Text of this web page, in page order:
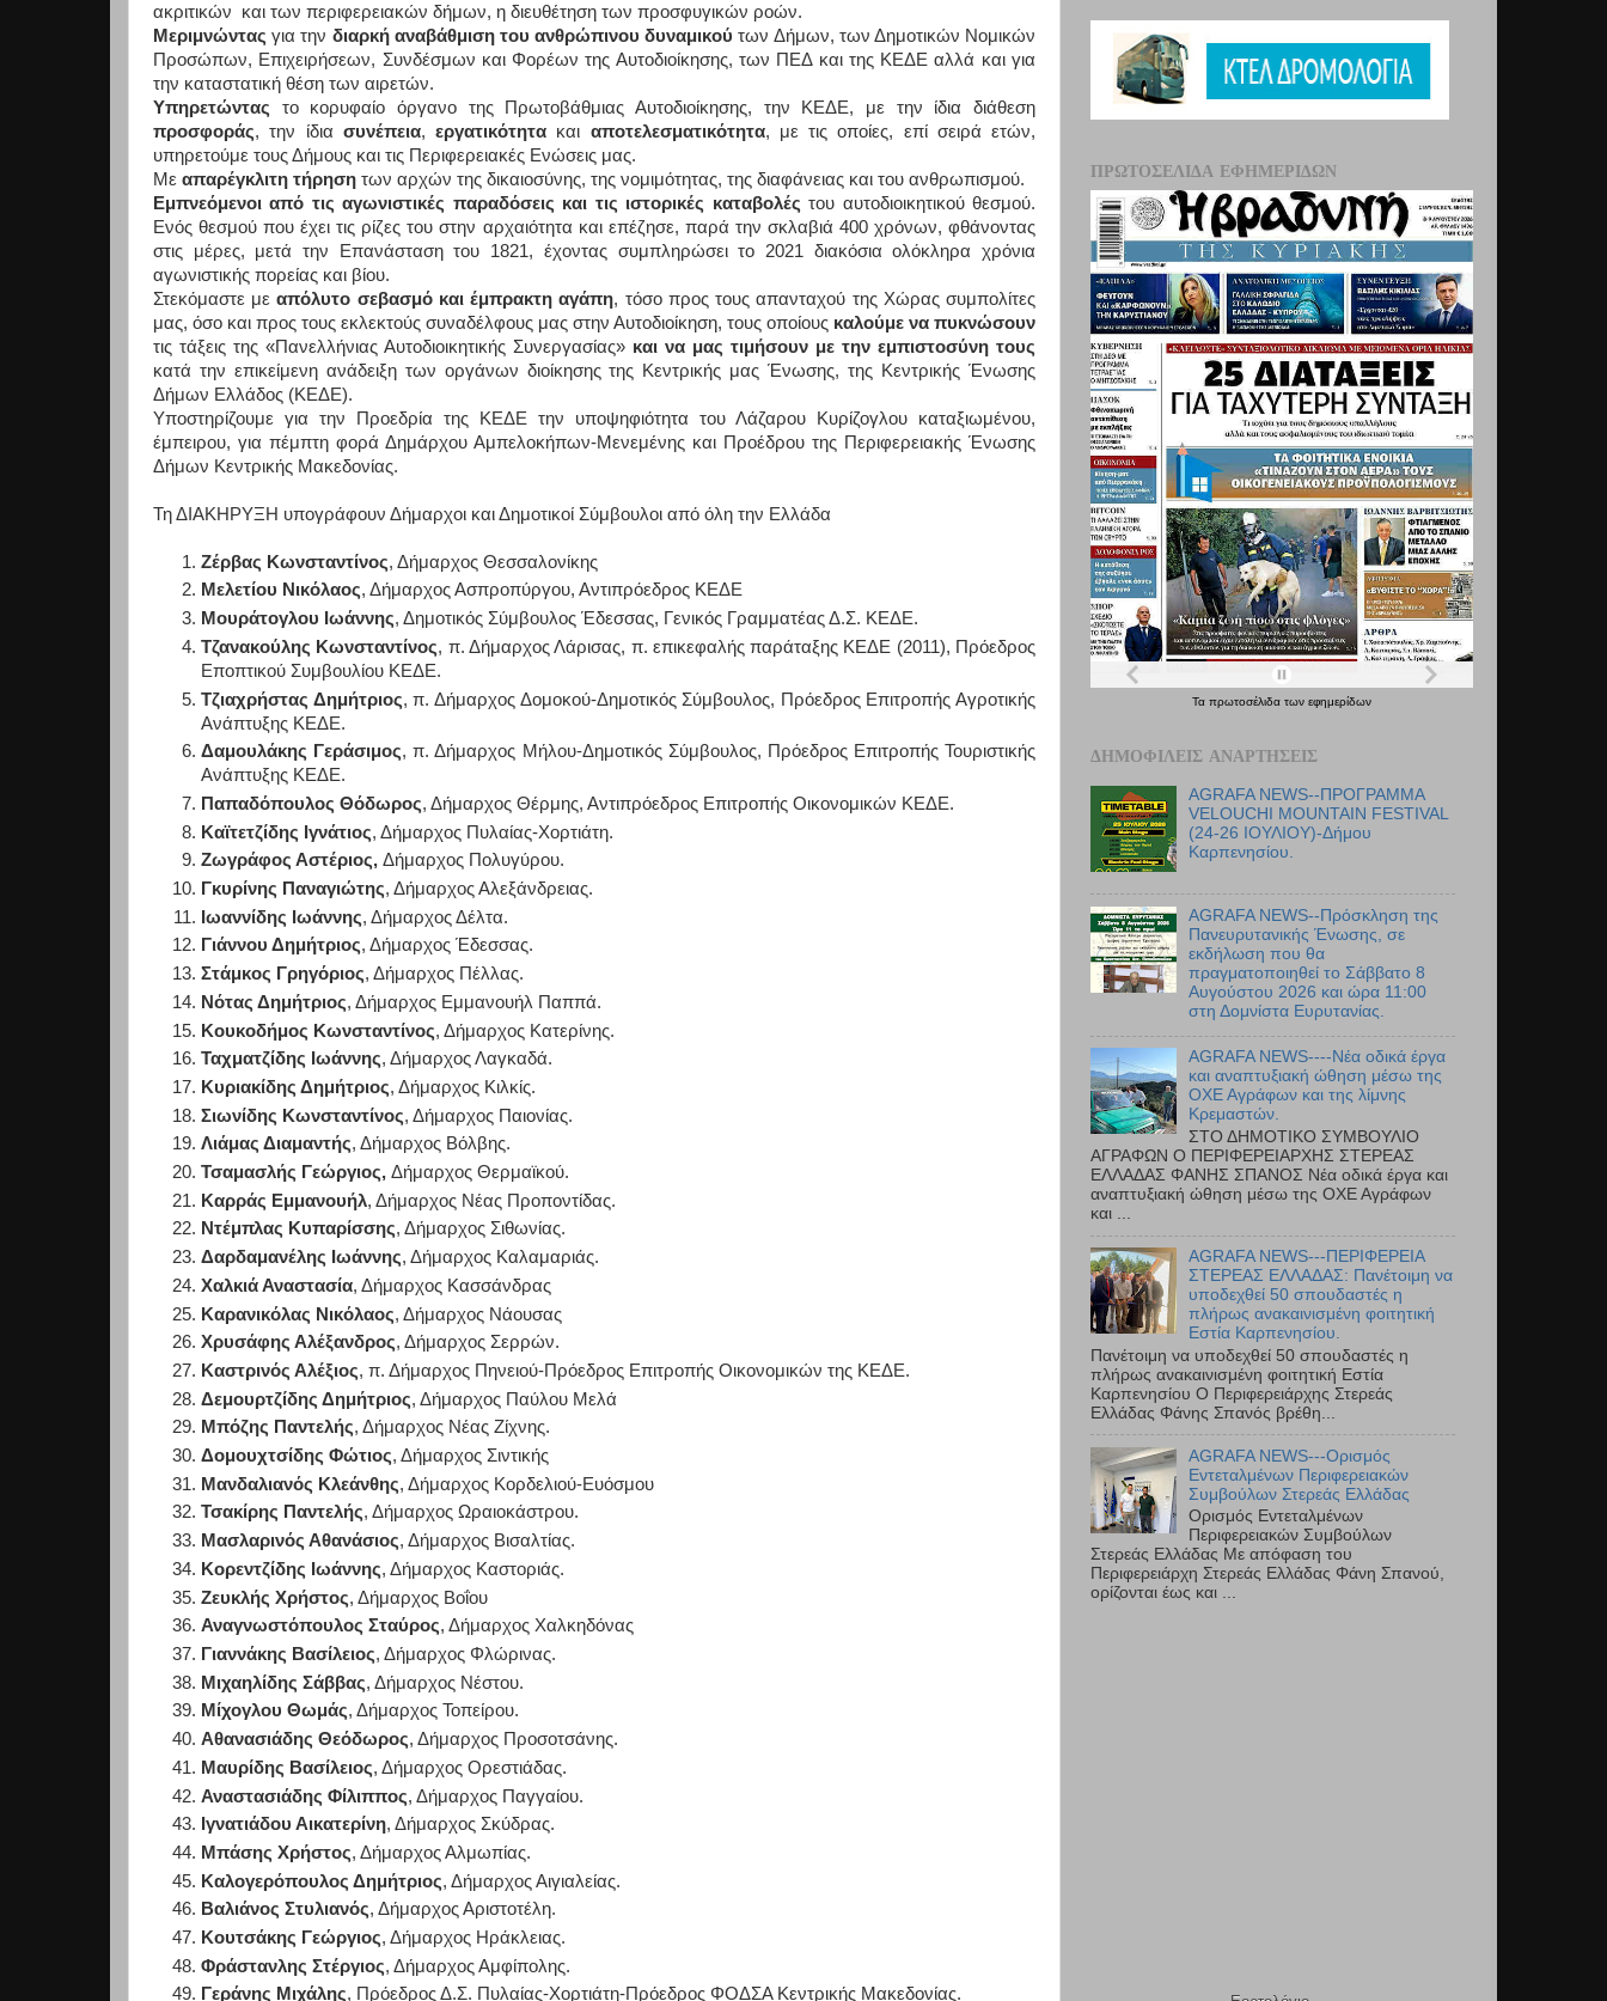
ακριτικών και των περιφερειακών δήμων, η διευθέτηση των προσφυγικών ροών.
Μεριμνώνταςγια την διαρκή αναβάθμιση του ανθρώπινου δυναμικού των Δήμων, των Δημοτικών Νομικών
Προσώπων, Επιχειρήσεων, Συνδέσμων και Φορέων της Αυτοδιοίκησης, των ΠΕΔ και της ΚΕΔΕ αλλά και για
την καταστατική θέση των αιρετών.
Υπηρετώντας το κορυφαίο όργανο της Πρωτοβάθμιας Αυτοδιοίκησης, την ΚΕΔΕ, με την ίδια διάθεση
προσφοράς, την ίδια συνέπεια, εργατικότητα και αποτελεσματικότητα, με τις οποίες, επί σειρά ετών,
υπηρετούμε τους Δήμους και τις Περιφερειακές Ενώσεις μας.
Με απαρέγκλιτη τήρηση των αρχών της δικαιοσύνης, της νομιμότητας, της διαφάνειας και του ανθρωπισμού.
Εμπνεόμενοι από τις αγωνιστικές παραδόσεις και τις ιστορικές καταβολές του αυτοδιοικητικού θεσμού.
Ενός θεσμού που έχει τις ρίζες του στην αρχαιότητα και επέζησε, παρά την σκλαβιά 400 χρόνων, φθάνοντας
στις μέρες, μετά την Επανάσταση του 1821, έχοντας συμπληρώσει το 2021 διακόσια ολόκληρα χρόνια
αγωνιστικής πορείας και βίου.
Στεκόμαστε μεαπόλυτο σεβασμό και έμπρακτη αγάπη, τόσο προς τους απανταχού της Χώρας συμπολίτες
μας, όσο και προς τους εκλεκτούς συναδέλφους μας στην Αυτοδιοίκηση, τους οποίους καλούμε να πυκνώσουν
τις τάξεις της «Πανελλήνιας Αυτοδιοικητικής Συνεργασίας» και να μας τιμήσουν με την εμπιστοσύνη τους
κατά την επικείμενη ανάδειξη των οργάνων διοίκησης της Κεντρικής μας Ένωσης, της Κεντρικής Ένωσης
Δήμων Ελλάδος (ΚΕΔΕ).
Υποστηρίζουμε για την Προεδρία της ΚΕΔΕ την υποψηφιότητα του Λάζαρου Κυρίζογλου καταξιωμένου,
έμπειρου, για πέμπτη φορά Δημάρχου Αμπελοκήπων-Μενεμένης και Προέδρου της Περιφερειακής Ένωσης
Δήμων Κεντρικής Μακεδονίας.
Τη ΔΙΑΚΗΡΥΞΗ υπογράφουν Δήμαρχοι και Δημοτικοί Σύμβουλοι από όλη την Ελλάδα
Ζέρβας Κωνσταντίνος, Δήμαρχος Θεσσαλονίκης
Μελετίου Νικόλαος, Δήμαρχος Ασπροπύργου, Αντιπρόεδρος ΚΕΔΕ
Μουράτογλου Ιωάννης, Δημοτικός Σύμβουλος Έδεσσας, Γενικός Γραμματέας Δ.Σ. ΚΕΔΕ.
Τζανακούλης Κωνσταντίνος, π. Δήμαρχος Λάρισας, π. επικεφαλής παράταξης ΚΕΔΕ (2011), Πρόεδρος
Εποπτικού Συμβουλίου ΚΕΔΕ.
Τζιαχρήστας Δημήτριος, π. Δήμαρχος Δομοκού-Δημοτικός Σύμβουλος, Πρόεδρος Επιτροπής Αγροτικής
Ανάπτυξης ΚΕΔΕ.
Δαμουλάκης Γεράσιμος, π. Δήμαρχος Μήλου-Δημοτικός Σύμβουλος, Πρόεδρος Επιτροπής Τουριστικής
Ανάπτυξης ΚΕΔΕ.
Παπαδόπουλος Θόδωρος, Δήμαρχος Θέρμης, Αντιπρόεδρος Επιτροπής Οικονομικών ΚΕΔΕ.
Καϊτετζίδης Ιγνάτιος, Δήμαρχος Πυλαίας-Χορτιάτη.
Ζωγράφος Αστέριος, Δήμαρχος Πολυγύρου.
Γκυρίνης Παναγιώτης, Δήμαρχος Αλεξάνδρειας.
Ιωαννίδης Ιωάννης, Δήμαρχος Δέλτα.
Γιάννου Δημήτριος, Δήμαρχος Έδεσσας.
Στάμκος Γρηγόριος, Δήμαρχος Πέλλας.
Νότας Δημήτριος, Δήμαρχος Εμμανουήλ Παππά.
Κουκοδήμος Κωνσταντίνος, Δήμαρχος Κατερίνης.
Ταχματζίδης Ιωάννης, Δήμαρχος Λαγκαδά.
Κυριακίδης Δημήτριος, Δήμαρχος Κιλκίς.
Σιωνίδης Κωνσταντίνος, Δήμαρχος Παιονίας.
Λιάμας Διαμαντής, Δήμαρχος Βόλβης.
Τσαμασλής Γεώργιος, Δήμαρχος Θερμαϊκού.
Καρράς Εμμανουήλ, Δήμαρχος Νέας Προποντίδας.
Ντέμπλας Κυπαρίσσης, Δήμαρχος Σιθωνίας.
Δαρδαμανέλης Ιωάννης, Δήμαρχος Καλαμαριάς.
Χαλκιά Αναστασία, Δήμαρχος Κασσάνδρας
Καρανικόλας Νικόλαος, Δήμαρχος Νάουσας
Χρυσάφης Αλέξανδρος, Δήμαρχος Σερρών.
Καστρινός Αλέξιος, π. Δήμαρχος Πηνειού-Πρόεδρος Επιτροπής Οικονομικών της ΚΕΔΕ.
Δεμουρτζίδης Δημήτριος, Δήμαρχος Παύλου Μελά
Μπόζης Παντελής, Δήμαρχος Νέας Ζίχνης.
Δομουχτσίδης Φώτιος, Δήμαρχος Σιντικής
Μανδαλιανός Κλεάνθης, Δήμαρχος Κορδελιού-Ευόσμου
Τσακίρης Παντελής, Δήμαρχος Ωραιοκάστρου.
Μασλαρινός Αθανάσιος, Δήμαρχος Βισαλτίας.
Κορεντζίδης Ιωάννης, Δήμαρχος Καστοριάς.
Ζευκλής Χρήστος, Δήμαρχος Βοΐου
Αναγνωστόπουλος Σταύρος, Δήμαρχος Χαλκηδόνας
Γιαννάκης Βασίλειος, Δήμαρχος Φλώρινας.
Μιχαηλίδης Σάββας, Δήμαρχος Νέστου.
Μίχογλου Θωμάς, Δήμαρχος Τοπείρου.
Αθανασιάδης Θεόδωρος, Δήμαρχος Προσοτσάνης.
Μαυρίδης Βασίλειος, Δήμαρχος Ορεστιάδας.
Αναστασιάδης Φίλιππος, Δήμαρχος Παγγαίου.
Ιγνατιάδου Αικατερίνη, Δήμαρχος Σκύδρας.
Μπάσης Χρήστος, Δήμαρχος Αλμωπίας.
Καλογερόπουλος Δημήτριος, Δήμαρχος Αιγιαλείας.
Βαλιάνος Στυλιανός, Δήμαρχος Αριστοτέλη.
Κουτσάκης Γεώργιος, Δήμαρχος Ηράκλειας.
Φράστανλης Στέργιος, Δήμαρχος Αμφίπολης.
Γεράνης Μιχάλης, Πρόεδρος Δ.Σ. Πυλαίας-Χορτιάτη-Πρόεδρος ΦΟΔΣΑ Κεντρικής Μακεδονίας.
ΠΡΩΤΟΣΈΛΙΔΑ ΕΦΗΜΕΡΊΔΩΝ
Τα πρωτοσέλιδα των εφημερίδων
ΔΗΜΟΦΙΛΕΊΣ ΑΝΑΡΤΉΣΕΙΣ
AGRAFA NEWS--ΠΡΟΓΡΑΜΜΑ
VELOUCHI MOUNTAIN FESTIVAL
(24-26 ΙΟΥΛΙΟΥ)-Δήμου
Καρπενησίου.
AGRAFA NEWS--Πρόσκληση της
Πανευρυτανικής Ένωσης, σε
εκδήλωση που θα
πραγματοποιηθεί το Σάββατο 8
Αυγούστου 2026 και ώρα 11:00
στη Δομνίστα Ευρυτανίας.
AGRAFA NEWS----Νέα οδικά έργα
και αναπτυξιακή ώθηση μέσω της
ΟΧΕ Αγράφων και της λίμνης
Κρεμαστών.
ΣΤΟ ΔΗΜΟΤΙΚΟ ΣΥΜΒΟΥΛΙΟ
ΑΓΡΑΦΩΝ Ο ΠΕΡΙΦΕΡΕΙΑΡΧΗΣ ΣΤΕΡΕΑΣ
ΕΛΛΑΔΑΣ ΦΑΝΗΣ ΣΠΑΝΟΣ Νέα οδικά έργα και
αναπτυξιακή ώθηση μέσω της ΟΧΕ Αγράφων
και ...
AGRAFA NEWS---ΠΕΡΙΦΕΡΕΙΑ
ΣΤΕΡΕΑΣ ΕΛΛΑΔΑΣ: Πανέτοιμη να
υποδεχθεί 50 σπουδαστές η
πλήρως ανακαινισμένη φοιτητική
Εστία Καρπενησίου.
Πανέτοιμη να υποδεχθεί 50 σπουδαστές η
πλήρως ανακαινισμένη φοιτητική Εστία
Καρπενησίου Ο Περιφερειάρχης Στερεάς
Ελλάδας Φάνης Σπανός βρέθη...
AGRAFA NEWS---Ορισμός
Εντεταλμένων Περιφερειακών
Συμβούλων Στερεάς Ελλάδας
Ορισμός Εντεταλμένων
Περιφερειακών Συμβούλων
Στερεάς Ελλάδας Με απόφαση του
Περιφερειάρχη Στερεάς Ελλάδας Φάνη Σπανού,
ορίζονται έως και ...